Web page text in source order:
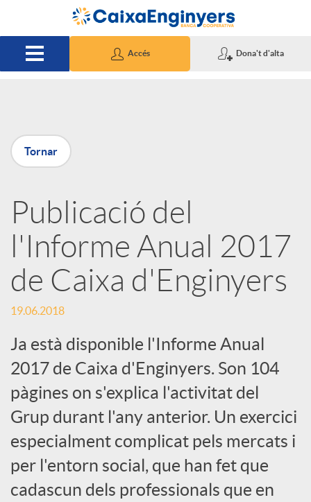
Salta al contingut principal
Accés Dona't d'alta
P
u
b
l
i
c
a
d
o
Tornar
Publicació del
l'Informe Anual 2017
de Caixa d'Enginyers
19.06.2018
Ja està disponible l'Informe Anual
2017 de Caixa d'Enginyers. Son 104
pàgines on s'explica l'activitat del
Grup durant l'any anterior. Un exercici
especialment complicat pels mercats i
per l'entorn social, que han fet que
cadascun dels professionals que en